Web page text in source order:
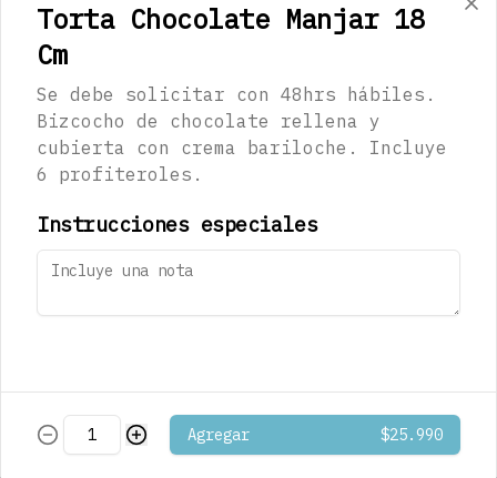
$1.290
Café Mocaccino
Vainilla Musetti
Torta Chocolate Manjar 18
Cm
Se debe solicitar con 48hrs hábiles.
Bizcocho de chocolate rellena y
cubierta con crema bariloche. Incluye
6 profiteroles.
Instrucciones especiales
Agregar $25.990